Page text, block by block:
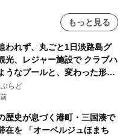
もっと見る
われず、丸ごと1日淡路島グ
光、レジャー施設で クラブハ
うなプールと、変わった形の
「THE BOXY AWAJI」のお
まり連泊プランで
らど
歴史が息づく港町・三国湊で
在を 「オーベルジュほまち